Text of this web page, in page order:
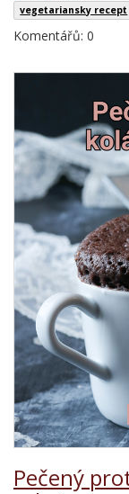
vegetariansky recept
Komentářů: 0
Pečený